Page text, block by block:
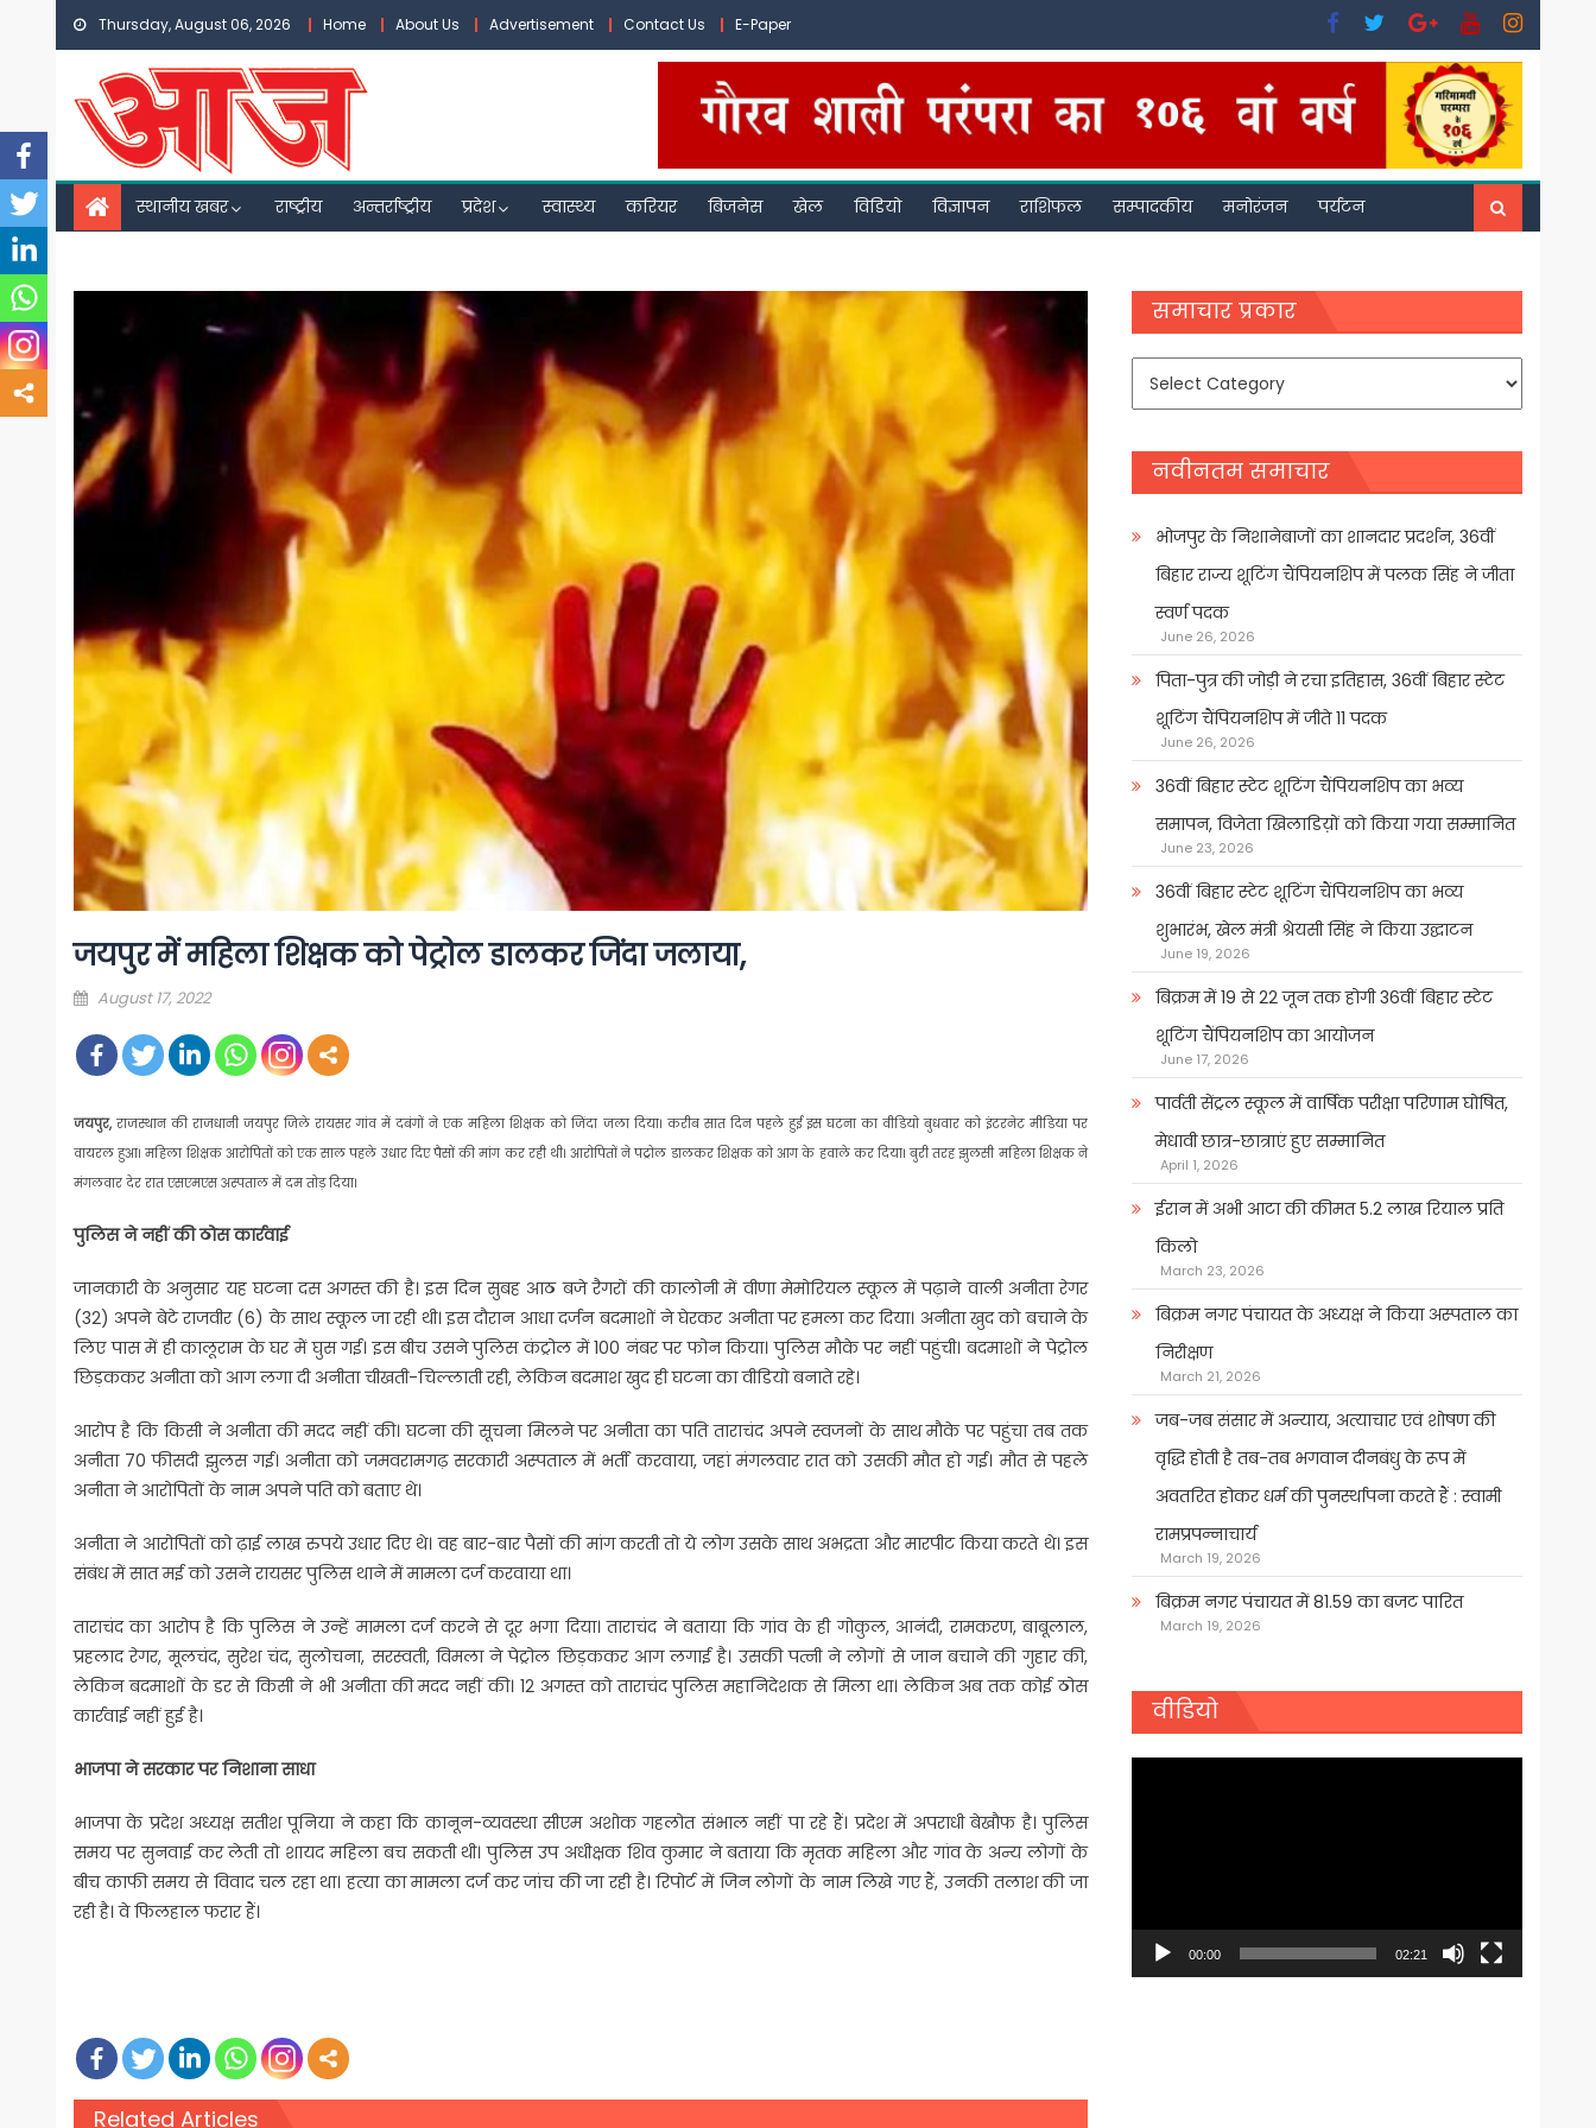
Skip
content
Thursday, August 06, 2026 Home About Us Advertisement Contact Us E-Paper
स्थानीय खबर राष्ट्रीय अन्तर्राष्ट्रीय प्रदेश स्वास्थ्य करियर बिजनेस खेल विडियो विज्ञापन राशिफल सम्पादकीय मनोरंजन पर्यटन
जयपुर में महिला शिक्षक को पेट्रोल डालकर जिंदा जलाया,
Posted
August 17, 2022
जयपुर,राजस्थान की राजधानी जयपुर जिले रायसर गांव में दबंगों ने एक महिला शिक्षक को जिंदा जला दिया। करीब सात दिन पहले हुई इस घटना का वीडियो बुधवार को इंटरनेट मीडिया पर
वायरल हुआ। महिला शिक्षक आरोपितों को एक साल पहले उधार दिए पैसों की मांग कर रही थी। आरोपितों ने पट्रोल डालकर शिक्षक को आग के हवाले कर दिया। बुरी तरह झुलसी महिला शिक्षक ने
मंगलवार देर रात एसएमएस अस्पताल में दम तोड़ दिया।
पुलिस ने नहीं की ठोस कार्रवाई
जानकारी के अनुसार यह घटना दस अगस्त की है। इस दिन सुबह आठ बजे रैगरों की कालोनी में वीणा मेमोरियल स्कूल में पढ़ाने वाली अनीता रेगर
(32) अपने बेटे राजवीर (6) के साथ स्कूल जा रही थी। इस दौरान आधा दर्जन बदमाशों ने घेरकर अनीता पर हमला कर दिया। अनीता खुद को बचाने के
लिए पास में ही कालूराम के घर में घुस गई। इस बीच उसने पुलिस कंट्रोल में 100 नंबर पर फोन किया। पुलिस मौके पर नहीं पहुंची। बदमाशों ने पेट्रोल
छिड़ककर अनीता को आग लगा दी अनीता चीखती-चिल्लाती रही, लेकिन बदमाश खुद ही घटना का वीडियो बनाते रहे।
आरोप है कि किसी ने अनीता की मदद नहीं की। घटना की सूचना मिलने पर अनीता का पति ताराचंद अपने स्वजनों के साथ मौके पर पहुंचा तब तक
अनीता 70 फीसदी झुलस गई। अनीता को जमवरामगढ़ सरकारी अस्पताल में भर्ती करवाया, जहां मंगलवार रात को उसकी मौत हो गई। मौत से पहले
अनीता ने आरोपितों के नाम अपने पति को बताए थे।
अनीता ने आरोपितों को ढ़ाई लाख रुपये उधार दिए थे। वह बार-बार पैसों की मांग करती तो ये लोग उसके साथ अभद्रता और मारपीट किया करते थे। इस
संबंध में सात मई को उसने रायसर पुलिस थाने में मामला दर्ज करवाया था।
ताराचंद का आरोप है कि पुलिस ने उन्हें मामला दर्ज करने से दूर भगा दिया। ताराचंद ने बताया कि गांव के ही गोकुल, आनंदी, रामकरण, बाबूलाल,
प्रहलाद रेगर, मूलचंद, सुरेश चंद, सुलोचना, सरस्वती, विमला ने पेट्रोल छिड़ककर आग लगाई है। उसकी पत्नी ने लोगों से जान बचाने की गुहार की,
लेकिन बदमाशों के डर से किसी ने भी अनीता की मदद नहीं की। 12 अगस्त को ताराचंद पुलिस महानिदेशक से मिला था। लेकिन अब तक कोई ठोस
कार्रवाई नहीं हुई है।
भाजपा ने सरकार पर निशाना साधा
भाजपा के प्रदेश अध्यक्ष सतीश पूनिया ने कहा कि कानून-व्यवस्था सीएम अशोक गहलोत संभाल नहीं पा रहे हैं। प्रदेश में अपराधी बेखौफ है। पुलिस
समय पर सुनवाई कर लेती तो शायद महिला बच सकती थी। पुलिस उप अधीक्षक शिव कुमार ने बताया कि मृतक महिला और गांव के अन्य लोगों के
बीच काफी समय से विवाद चल रहा था। हत्या का मामला दर्ज कर जांच की जा रही है। रिपोर्ट में जिन लोगों के नाम लिखे गए हैं, उनकी तलाश की जा
रही है। वे फिलहाल फरार हैं।
Related Articles
समाचार प्रकार
समाचार
नवीनतम समाचार
भोजपुर के निशानेबाजों का शानदार प्रदर्शन, 36वीं
बिहार राज्य शूटिंग चैंपियनशिप में पलक सिंह ने जीता
स्वर्ण पदक
June 26, 2026
पिता-पुत्र की जोड़ी ने रचा इतिहास, 36वीं बिहार स्टेट
शूटिंग चैंपियनशिप में जीते 11 पदक
June 26, 2026
36वीं बिहार स्टेट शूटिंग चैंपियनशिप का भव्य
समापन, विजेता खिलाडिय़ों को किया गया सम्मानित
June 23, 2026
36वीं बिहार स्टेट शूटिंग चैंपियनशिप का भव्य
शुभारंभ, खेल मंत्री श्रेयसी सिंह ने किया उद्घाटन
June 19, 2026
बिक्रम में 19 से 22 जून तक होगी 36वीं बिहार स्टेट
शूटिंग चैंपियनशिप का आयोजन
June 17, 2026
पार्वती सेंट्रल स्कूल में वार्षिक परीक्षा परिणाम घोषित,
मेधावी छात्र-छात्राएं हुए सम्मानित
April 1, 2026
ईरान में अभी आटा की कीमत 5.2 लाख रियाल प्रति
किलो
March 23, 2026
बिक्रम नगर पंचायत के अध्यक्ष ने किया अस्पताल का
निरीक्षण
March 21, 2026
जब-जब संसार में अन्याय, अत्याचार एवं शोषण की
वृद्धि होती है तब-तब भगवान दीनबंधु के रूप में
अवतरित होकर धर्म की पुनर्स्थापना करते हैं : स्वामी
रामप्रपन्नाचार्य
March 19, 2026
बिक्रम नगर पंचायत में 81.59 का बजट पारित
March 19, 2026
वीडियो
00:00 02:21